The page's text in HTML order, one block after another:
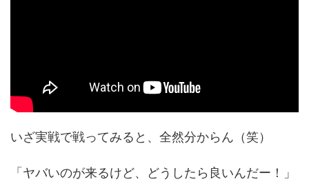
いざ実戦で戦ってみると、全然分からん（笑）
「ヤバいのが来るけど、どうしたら良いんだー！」